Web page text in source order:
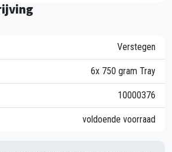
Verstegen
6x 750 gram Tray
10000376
voldoende voorraad